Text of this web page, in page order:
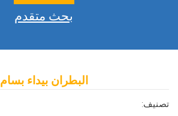
بحث متقدم
البطران بيداء بسام
تصنيف: